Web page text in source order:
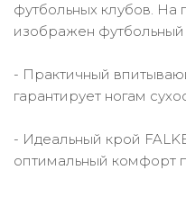
футбольных клубов.
изображен
- Практичный
гарантирует ногам
- Идеальный крой
оптимальный комфорт